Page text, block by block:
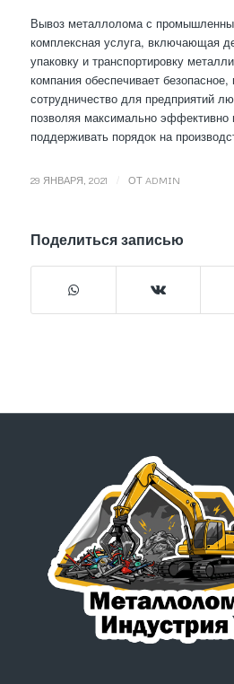
Вывоз металлолома с
комплексная услуга, включающая
упаковку и транспортировку
компания обеспечивает
сотрудничество для предприятий
позволяя максимально эффективно
поддерживать порядок на
29 ЯНВАРЯ, 2021 ОТ ADMIN
Поделиться записью